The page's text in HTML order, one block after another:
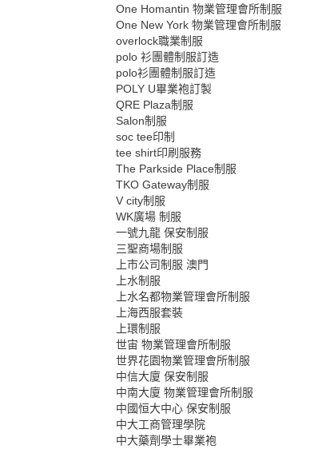
One Homantin 物業管理會所制服
One New York 物業管理會所制服
overlock職業制服
polo 衫團體制服訂造
polo衫團體制服訂造
POLY U畢業袍訂製
QRE Plaza制服
Salon制服
soc tee印制
tee shirt印刷服務
The Parkside Place制服
TKO Gateway制服
V city制服
WK廣場 制服
一號九龍 保安制服
三聖商場制服
上市公司制服 澳門
上水制服
上水名都物業管理會所制服
上海西服套裝
上環制服
世宙 物業管理會所制服
世界花園物業管理會所制服
中信大廈 保安制服
中南大廈 物業管理會所制服
中國恒大中心 保安制服
中大工商管理學院
中大藥劑學士畢業袍